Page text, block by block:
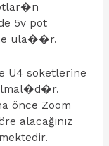
5v pot
ula��r.
U4 soketlerine
önce Zoom
alacağınız